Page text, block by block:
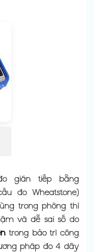
gián tiếp bằng
đo Wheatstone)
trong phòng thí
và dễ sai số do
trong bảo trì công
pháp đo 4 dây